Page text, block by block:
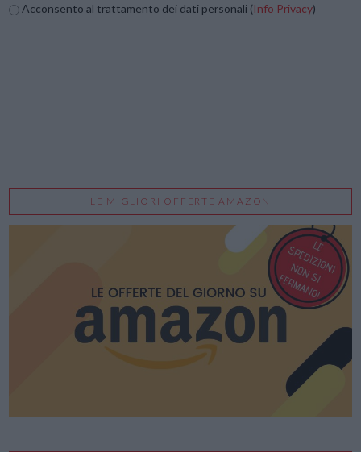
Acconsento al trattamento dei dati personali (Info Privacy)
LE MIGLIORI OFFERTE AMAZON